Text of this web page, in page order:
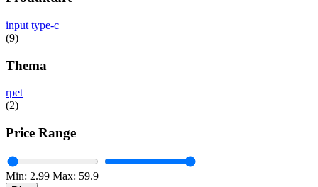
input type-c
(9)
Thema
rpet
(2)
Price Range
Min: 2.99 Max: 59.9